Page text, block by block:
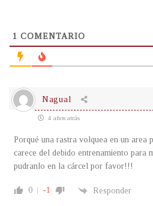
1 COMENTARIO
Nagual
4 años atrás
Porqué una rastra volquea en un area
carece del debido entrenamiento para
pudranlo en la cárcel por favor!!!
0 -1 Responder